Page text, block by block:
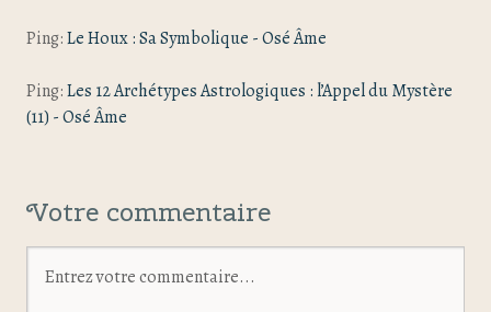
Ping:Le Houx : Sa Symbolique - Osé Âme
Ping:Les 12 Archétypes Astrologiques : l’Appel du Mystère
(11) - Osé Âme
Votre commentaire